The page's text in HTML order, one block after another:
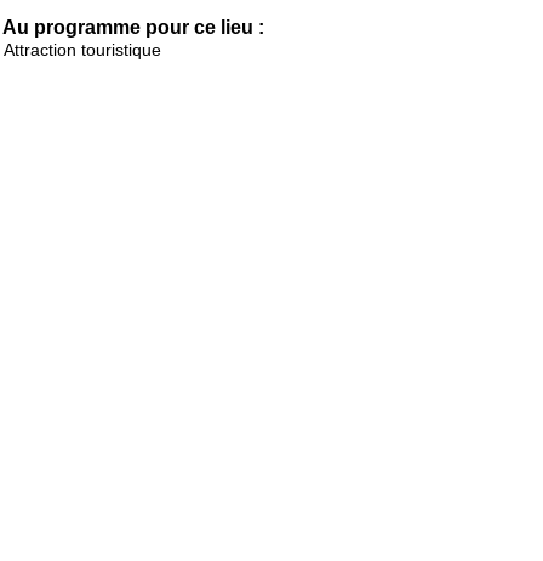
Au programme pour ce lieu :
Attraction touristique